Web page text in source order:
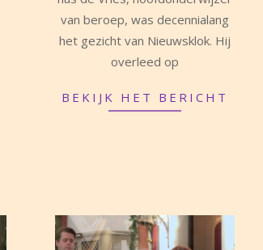
04-
06
van beroep, was decennialang
het gezicht van Nieuwsklok. Hij
overleed op
BEKIJK HET BERICHT